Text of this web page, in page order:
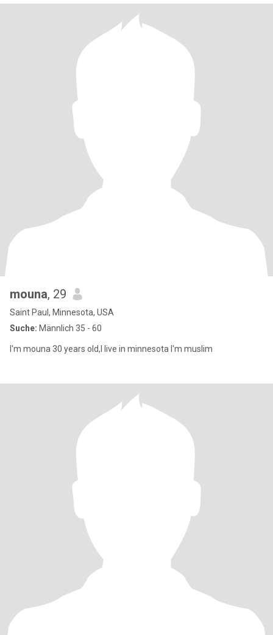
mouna, 29
Saint Paul, Minnesota, USA
Suche: Männlich 35 - 60
I'm mouna 30 years old,I live in minnesota I'm muslim